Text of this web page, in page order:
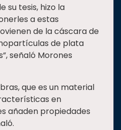
su tesis, hizo la
a estas
de la cáscara de
de plata
señaló Morones
que es un material
en
añaden propiedades